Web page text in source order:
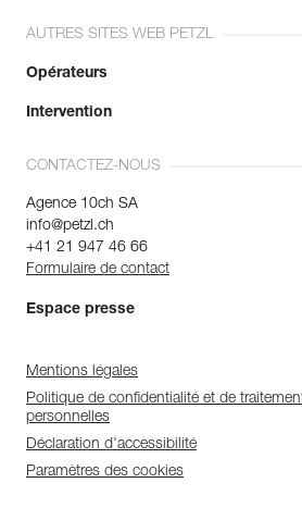
AUTRES SITES WEB PETZL
Opérateurs
Intervention
CONTACTEZ-NOUS
Agence 10ch SA
info@petzl.ch
+41 21 947 46 66
Formulaire de contact
Espace presse
Mentions légales
Politique de confidentialité et de
personnelles
Déclaration d'accessibilité
Paramètres des cookies